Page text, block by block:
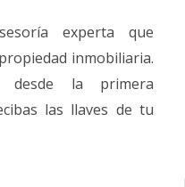
experta que
inmobiliaria.
desde la primera
las llaves de tu